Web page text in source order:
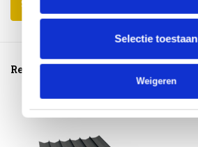
Selectie toestaan
Weigeren
Schrijf je eigen review
Reeds bekeken